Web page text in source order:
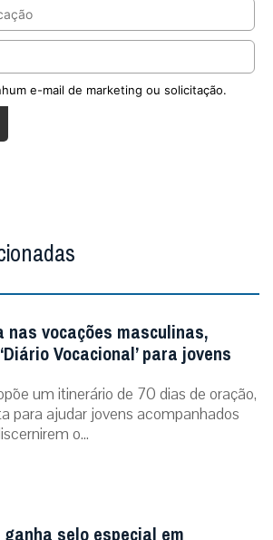
e-mail de marketing ou solicitação.
nas vocações masculinas,
Vocacional’ para jovens
um itinerário de 70 dias de oração,
para ajudar jovens acompanhados
o...